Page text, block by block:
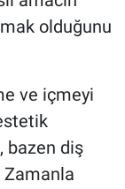
olduğunu
ve içmeyi
bazen diş